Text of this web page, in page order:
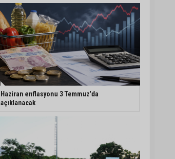
Haziran enflasyonu 3 Temmuz’da
açıklanacak